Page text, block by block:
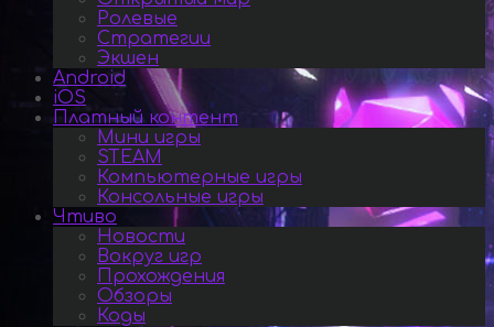
Ролевые
Стратегии
Экшен
Android
iOS
Платный контент
Мини игры
STEAM
Компьютерные игры
Консольные игры
Чтиво
Новости
Вокруг игр
Прохождения
Обзоры
Коды